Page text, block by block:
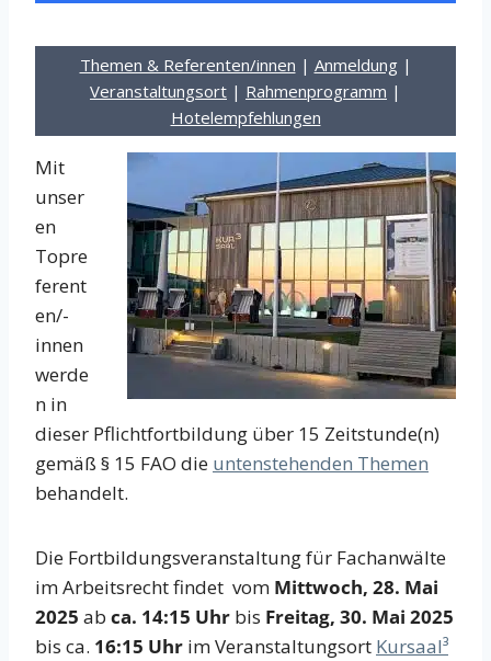
Themen & Referenten/innen | Anmeldung|
Veranstaltungsort | Rahmenprogramm |
Hotelempfehlungen
Mit
unser
en
Topre
ferent
en/-
innen
werde
n in
dieser Pflichtfortbildung über 15 Zeitstunde(n)
gemäß § 15 FAO die untenstehenden Themen
behandelt.
Die Fortbildungsveranstaltung für Fachanwälte
im Arbeitsrecht findet vom Mittwoch, 28. Mai
2025 ab ca. 14:15 Uhr bis Freitag, 30. Mai 2025
bis ca. 16:15 Uhr im Veranstaltungsort Kursaal³